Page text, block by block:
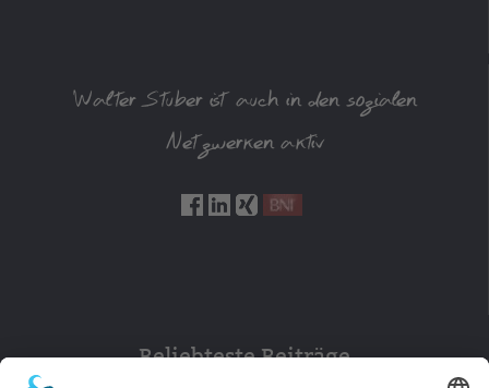
Walter Stuber ist auch in den sozialen
Netzwerken aktiv
Beliebteste Beiträge